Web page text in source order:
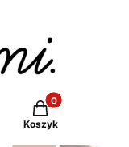
Produkty w
Koszyk